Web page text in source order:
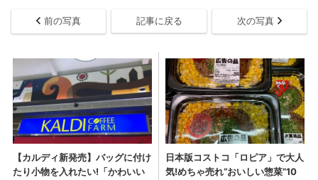
前の写真 記事に戻る 次の写真